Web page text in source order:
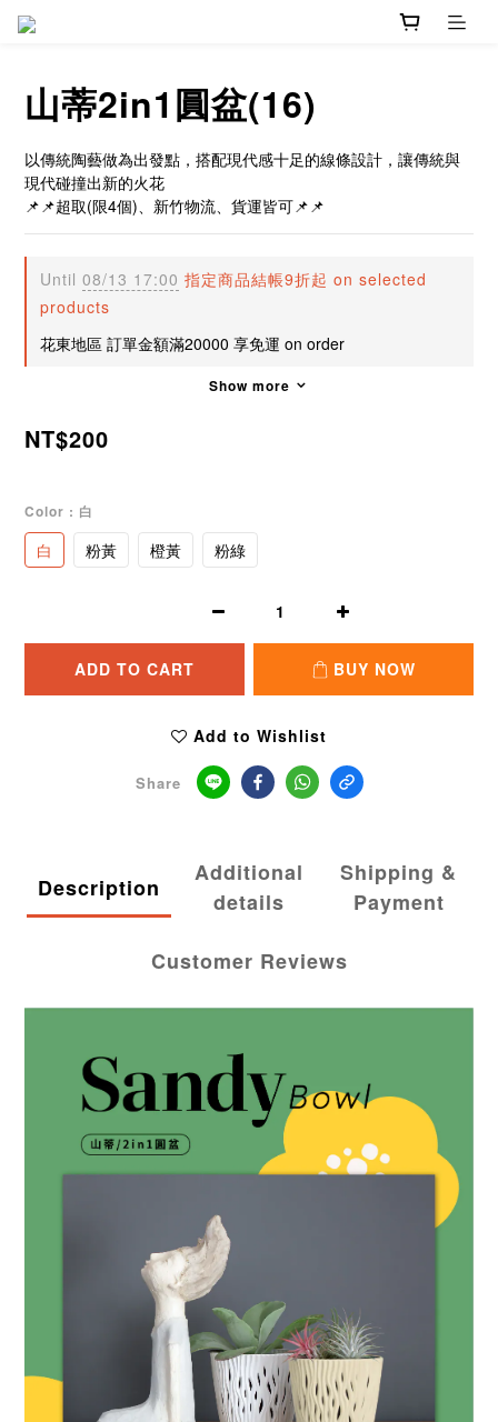
山蒂2in1圓盆(16)
以傳統陶藝做為出發點，搭配現代感十足的線條設計，讓傳統與
現代碰撞出新的火花
📌📌超取(限4個)、新竹物流、貨運皆可📌📌
Until 08/13 17:00 指定商品結帳9折起 on selected
products
花東地區 訂單金額滿20000 享免運 on order
Show more
NT$200
Color : 白
白 粉黃 橙黃 粉綠
ADD TO CART BUY NOW
Add to Wishlist
Share
Description
Additional
details
Shipping &
Payment
Customer Reviews